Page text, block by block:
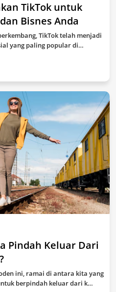
TikTok untuk
Bisnes Anda
TikTok telah menjadi
yang paling popular di…
Pindah Keluar Dari
ini, ramai di antara kita yang
berpindah keluar dari k…